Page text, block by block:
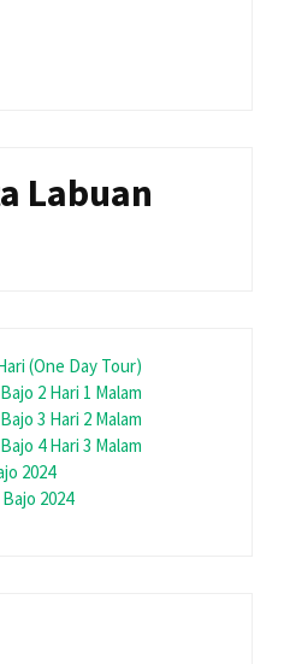
Labuan
(One Day Tour)
2 Hari 1 Malam
3 Hari 2 Malam
4 Hari 3 Malam
2024
2024